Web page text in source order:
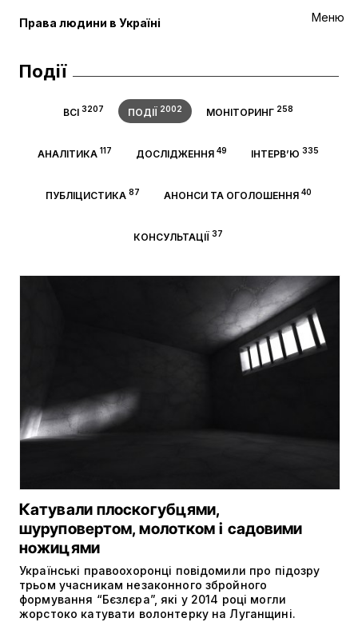
Меню
Права людини в Україні
Події
ВСІ 3207 ПОДІЇ 2002 МОНІТОРИНГ 258
АНАЛІТИКА 117 ДОСЛІДЖЕННЯ 49 ІНТЕРВ’Ю 335
ПУБЛІЦИСТИКА 87 АНОНСИ ТА ОГОЛОШЕННЯ40
КОНСУЛЬТАЦІЇ 37
Катували плоскогубцями,
шуруповертом, молотком і садовими
ножицями
Українські правоохоронці повідомили про підозру
трьом учасникам незаконного збройного
формування “Бєзлєра”, які у 2014 році могли
жорстоко катувати волонтерку на Луганщині.